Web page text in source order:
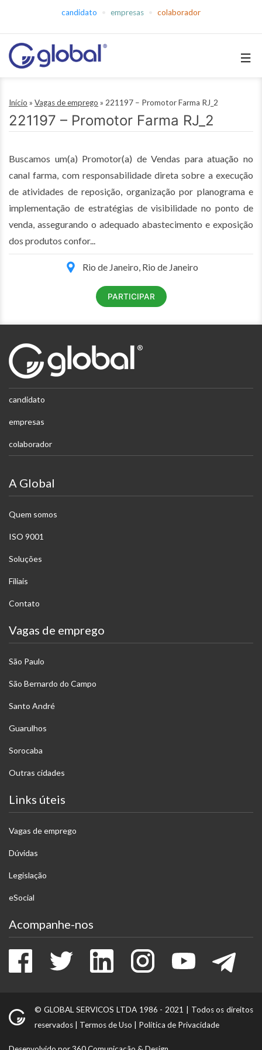
conteúdo
candidato empresas colaborador
Empregos
Início » Vagas de emprego » 221197 – Promotor Farma RJ_2
221197 – Promotor Farma RJ_2
Buscamos um(a) Promotor(a) de Vendas para atuação no
canal farma, com responsabilidade direta sobre a execução
de atividades de reposição, organização por planograma e
implementação de estratégias de visibilidade no ponto de
venda, assegurando o adequado abastecimento e exposição
dos produtos confor...
Rio de Janeiro, Rio de Janeiro
PARTICIPAR
candidato
empresas
colaborador
A Global
Quem somos
ISO 9001
Soluções
Filiais
Contato
Vagas de emprego
São Paulo
São Bernardo do Campo
Santo André
Guarulhos
Sorocaba
Outras cidades
Links úteis
Vagas de emprego
Dúvidas
Legislação
eSocial
Acompanhe-nos
FacebookTwitter LinkedInInstagramYoutube
© GLOBAL SERVICOS LTDA 1986 - 2021 | Todos os direitos
reservados
Termos de Uso Política de Privacidade